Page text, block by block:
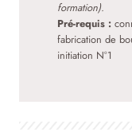
formation).
Pré-requis :
fabrication de
initiation N°1